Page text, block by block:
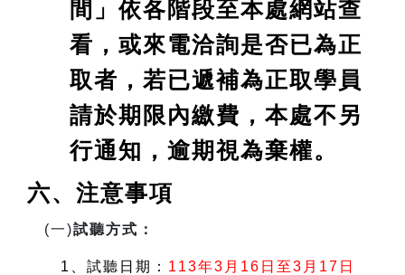
間」依各階段至本處網站查
看，或來電洽詢是否已為正
取者，若已遞補為正取學員
請於期限內繳費，本處不另
行通知，逾期視為棄權。
六、注意事項
(一)試聽方式：
1 、試聽日期： 113年3月16日至3月17日